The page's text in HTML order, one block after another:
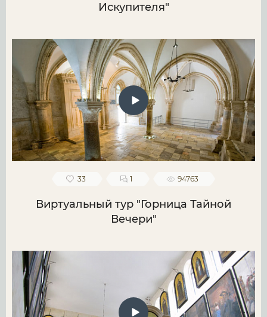
Искупителя"
33 1 94763
Виртуальный тур "Горница Тайной
Вечери"